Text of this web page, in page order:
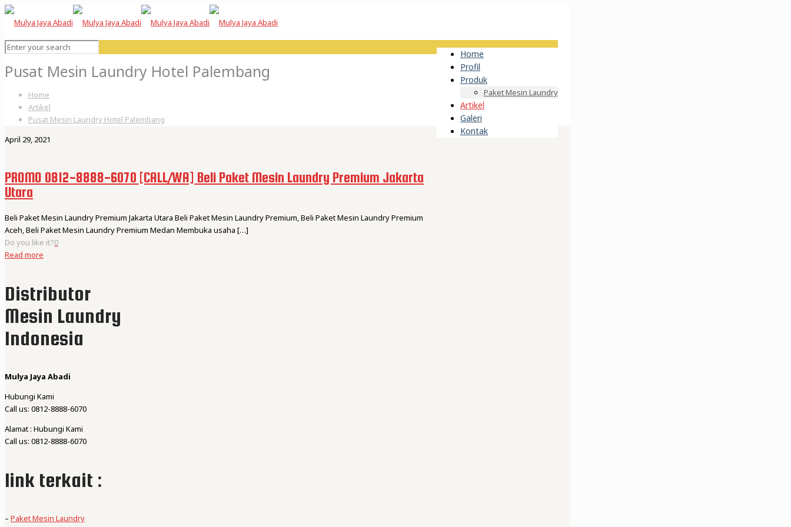
Home
Profil
Produk
Paket Mesin Laundry
Artikel
Galeri
Kontak
Pusat Mesin Laundry Hotel Palembang
Home
Artikel
Pusat Mesin Laundry Hotel Palembang
April 29, 2021
PROMO 0812-8888-6070 [CALL/WA] Beli Paket Mesin Laundry Premium Jakarta
Utara
Beli Paket Mesin Laundry Premium Jakarta Utara Beli Paket Mesin Laundry Premium, Beli Paket Mesin Laundry Premium
Aceh, Beli Paket Mesin Laundry Premium Medan Membuka usaha […]
Do you like it?0
Read more
Distributor
Mesin Laundry
Indonesia
Mulya Jaya Abadi
Hubungi Kami
Call us: 0812-8888-6070
Alamat : Hubungi Kami
Call us: 0812-8888-6070
link terkait :
– Paket Mesin Laundry